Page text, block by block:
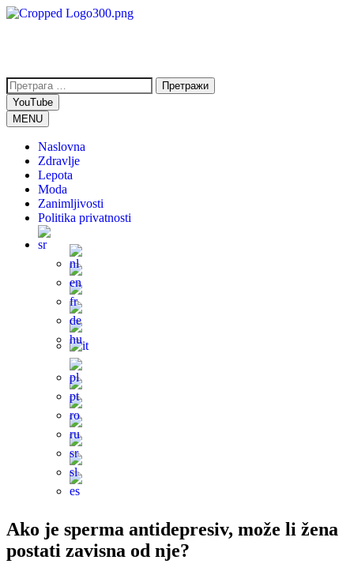
YouTube
MENU
Naslovna
Zdravlje
Lepota
Moda
Zanimljivosti
Politika privatnosti
Ako je sperma antidepresiv, može li žena
postati zavisna od nje?